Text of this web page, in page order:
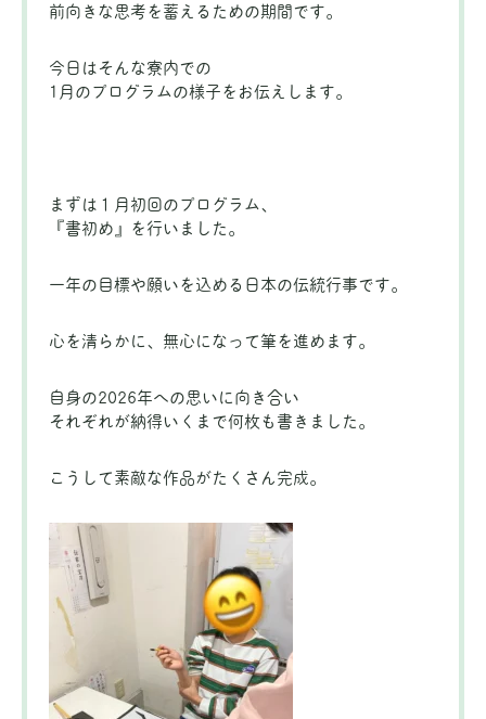
前向きな思考を蓄えるための期間です。
今日はそんな寮内での
1月のプログラムの様子をお伝えします。
まずは１月初回のプログラム、
『書初め』を行いました。
一年の目標や願いを込める日本の伝統行事です。
心を清らかに、無心になって筆を進めます。
自身の2026年への思いに向き合い
それぞれが納得いくまで何枚も書きました。
こうして素敵な作品がたくさん完成。